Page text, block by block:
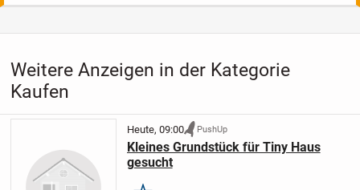
Weitere Anzeigen in der Kategorie
Kaufen
Heute, 09:00 PushUp
Kleines Grundstück für Tiny Haus
gesucht